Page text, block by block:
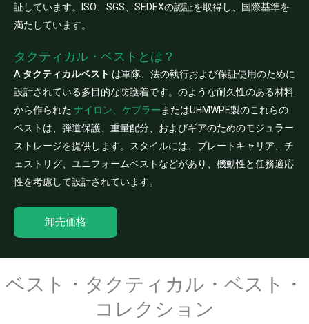
証しています。ISO、SGS、SEDEXの認証を取得し、国際基準を
満たしています。
タクティカル・ベストとは？
A タクティカルベスト は軍隊、法の執行および保証使用のために
設計されている多目的な防護着です。のような耐久性のある材料
から作られた ナイロン、ケブラー またはUHMWPE製のこれらの
ベストは、弾道保護、重量配分、およびギアのためのモジュラー
ストレージを提供します。スタイルには、プレートキャリア、チ
ェストリグ、ユニフォームベストなどがあり、機動性と任務適応
性を考慮して設計されています。
卸売価格
ベスト・タクティカル・ベスト・
コレクション